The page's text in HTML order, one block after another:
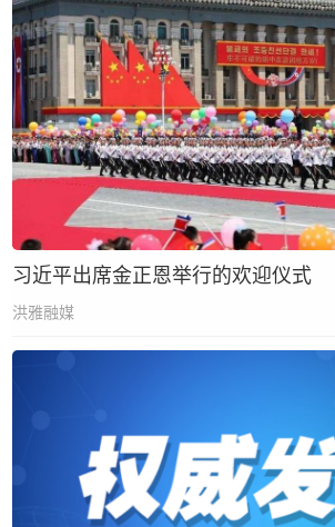
习近平出席金正恩举行的欢迎仪式
洪雅融媒